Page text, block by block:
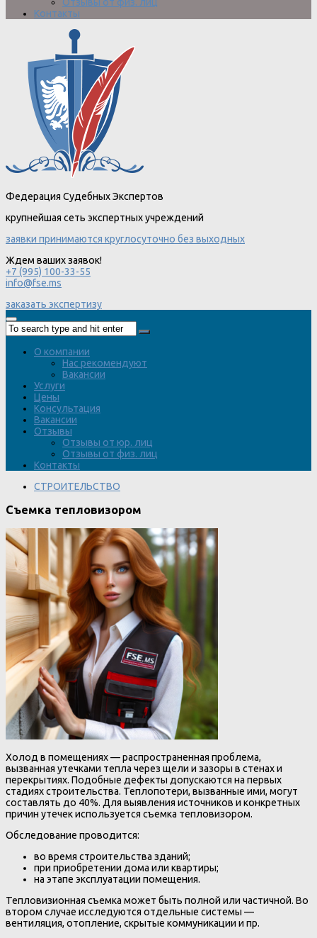
Отзывы от физ. лиц
Контакты
Федерация Судебных Экспертов
крупнейшая сеть экспертных учреждений
заявки принимаются круглосуточно без выходных
Ждем ваших заявок!
+7 (995) 100-33-55
info@fse.ms
заказать экспертизу
О компании
Нас рекомендуют
Вакансии
Услуги
Цены
Консультация
Вакансии
Отзывы
Отзывы от юр. лиц
Отзывы от физ. лиц
Контакты
СТРОИТЕЛЬСТВО
Съемка тепловизором
Холод в помещениях — распространенная проблема,
вызванная утечками тепла через щели и зазоры в стенах и
перекрытиях. Подобные дефекты допускаются на первых
стадиях строительства. Теплопотери, вызванные ими, могут
составлять до 40%. Для выявления источников и конкретных
причин утечек используется съемка тепловизором.
Обследование проводится:
во время строительства зданий;
при приобретении дома или квартиры;
на этапе эксплуатации помещения.
Тепловизионная съемка может быть полной или частичной. Во
втором случае исследуются отдельные системы —
вентиляция, отопление, скрытые коммуникации и пр.